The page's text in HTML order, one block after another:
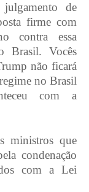
de
firme com
contra essa
Brasil. Vocês
não ficará
no Brasil
com a
ministros que
condenação
com a Lei